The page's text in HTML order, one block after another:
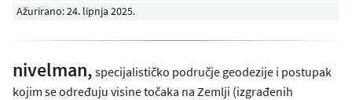
Ažurirano: 24. lipnja 2025.
nivelman, specijalističko područje geodezije i postupak
kojim se određuju visine točaka na Zemlji (izgrađenih